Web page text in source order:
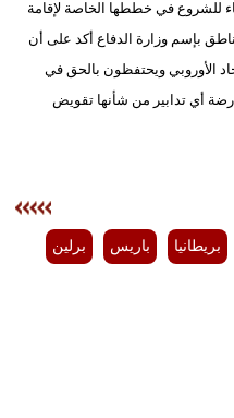
للشروع في خططها الخاصة لإقامة
بإسم وزارة الدفاع أكد على أن
الأوروبي ويحتفظون بالحق في
أي تدابير من شأنها تقويض
بريطانيا باريس برلين